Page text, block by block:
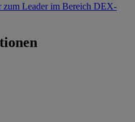
Leader im Bereich DEX-